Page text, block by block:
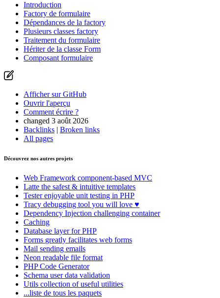
Vous avez trouvé un problème sur cette page ?
Afficher sur GitHub
Signaler un problème avec cette page sur GitHub
Introduction
Factory de formulaire
Dépendances de la factory
Plusieurs classes factory
Traitement du formulaire
Hériter de la classe Form
Composant formulaire
Afficher sur GitHub
Ouvrir l'aperçu
Comment écrire ?
changed 3 août 2026
Backlinks | Broken links
All pages
Découvrez nos autres projets
Web Framework component-based MVC
Latte the safest & intuitive templates
Testerenjoyable unit testing in PHP
Tracy debugging tool you will love ♥
Dependency Injection challenging container
Caching
Database layer for PHP
Forms greatly facilitates web forms
Mail sending emails
Neon readable file format
PHP Code Generator
Schema user data validation
Utils collection of useful utilities
...liste de tous les paquets